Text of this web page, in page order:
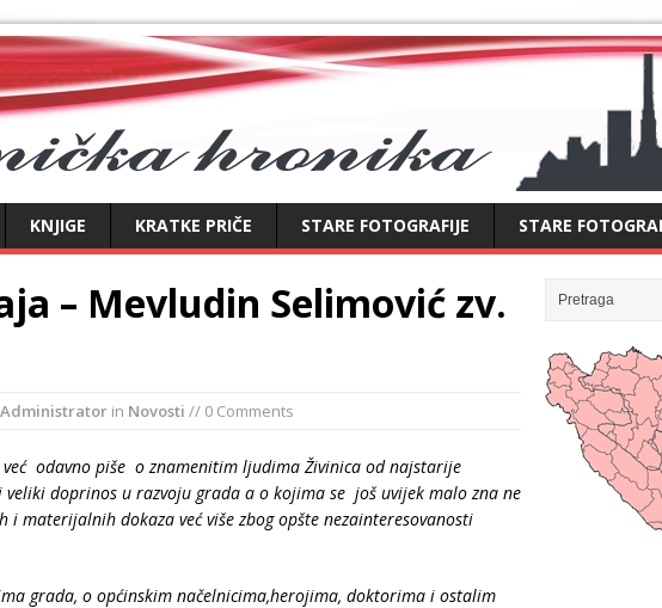
KNJIGE KRATKE PRIČE STARE FOTOGRAFIJE STARE
– Mevludin Selimović zv.
Administrator in Novosti // 0 Comments
već odavno piše o znamenitim ljudima Živinica od najstarije
doprinos u razvoju grada a o kojima se još uvijek malo zna ne
i materijalnih dokaza već više zbog opšte nezainteresovanosti
grada, o općinskim načelnicima,herojima, doktorima i ostalim